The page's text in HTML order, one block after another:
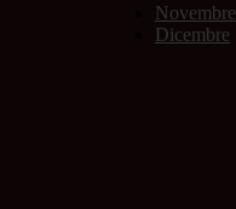
Novembre
Dicembre